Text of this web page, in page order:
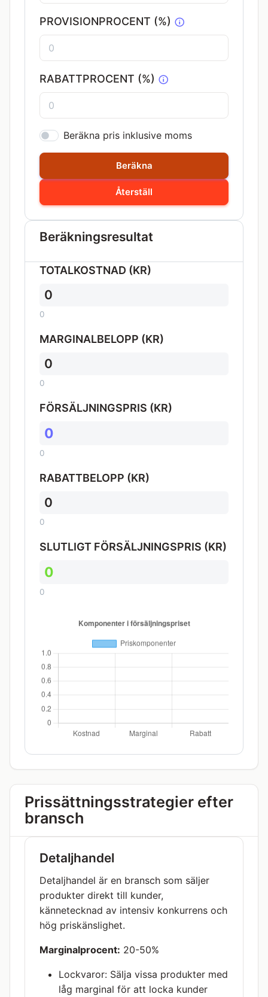
PROVISIONPROCENT (%)
RABATTPROCENT (%)
Beräkna pris inklusive moms
Återställ
Beräkna
Beräkningsresultat
TOTALKOSTNAD (KR)
0
0
MARGINALBELOPP (KR)
0
0
FÖRSÄLJNINGSPRIS (KR)
0
0
RABATTBELOPP (KR)
0
0
SLUTLIGT FÖRSÄLJNINGSPRIS (KR)
0
0
Prissättningsstrategier efter
bransch
Detaljhandel
Detaljhandel är en bransch som säljer
produkter direkt till kunder,
kännetecknad av intensiv konkurrens och
hög priskänslighet.
Marginalprocent: 20-50%
Lockvaror: Sälja vissa produkter med
låg marginal för att locka kunder